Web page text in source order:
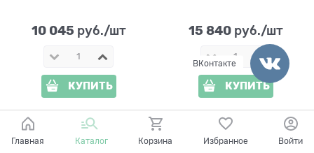
10 045 руб./шт
КУПИТЬ
15 840 руб./шт
КУПИТЬ
ПОКАЗАТЬ ЕЩЕ
Главная Каталог Корзина Избранное Войти
ВКонтакте